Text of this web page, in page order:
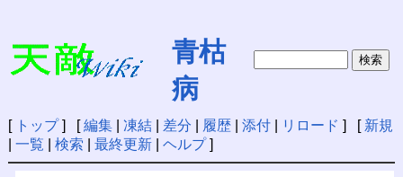
青枯
病
[ トップ] [編集| 凍結| 差分 履歴| 添付| リロード ] [ 新規
一覧 検索 最終更新| ヘルプ]